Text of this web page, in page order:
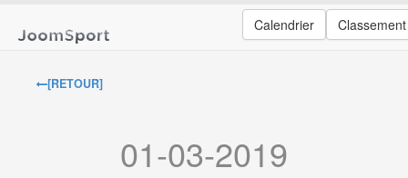
Calendrier Classement
[RETOUR]
01-03-2019